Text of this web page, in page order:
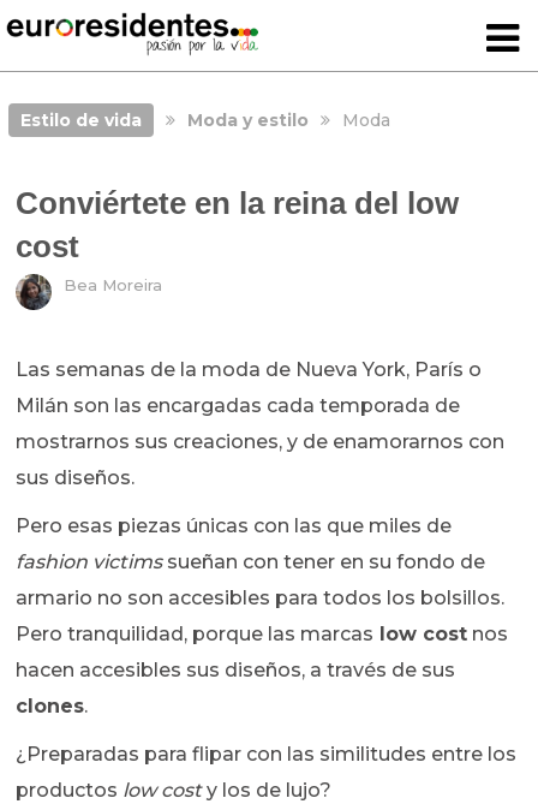
Estilo de vida Moda y estilo Moda
Conviértete en la reina del low
cost
Bea Moreira
Las semanas de la moda de Nueva York, París o
Milán son las encargadas cada temporada de
mostrarnos sus creaciones, y de enamorarnos con
sus diseños.
Pero esas piezas únicas con las que miles de
fashion victimssueñan con tener en su fondo de
armario no son accesibles para todos los bolsillos.
Pero tranquilidad, porque las marcas low cost nos
hacen accesibles sus diseños, a través de sus
clones.
¿Preparadas para flipar con las similitudes entre los
productos low costy los de lujo?